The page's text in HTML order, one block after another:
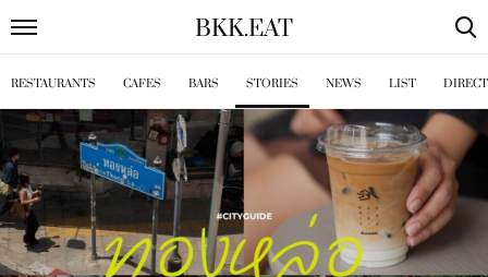
BKK.EAT
RESTAURANTS CAFES BARS STORIES NEWS LIST